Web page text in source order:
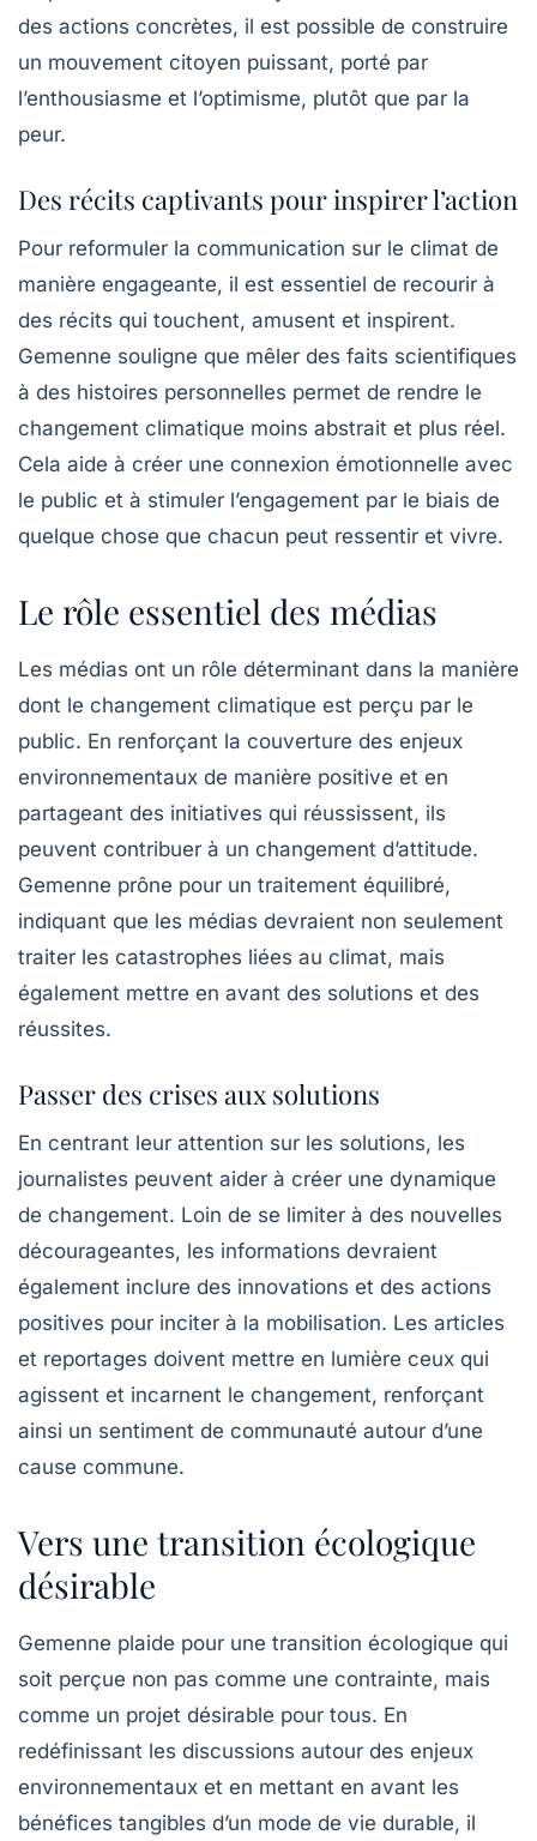
des actions concrètes, il est possible de construire
un mouvement citoyen puissant, porté par
l’enthousiasme et l’optimisme, plutôt que par la
peur.
Des récits captivants pour inspirer l’action
Pour reformuler la communication sur le climat de
manière engageante, il est essentiel de recourir à
des récits qui touchent, amusent et inspirent.
Gemenne souligne que mêler des faits scientifiques
à des histoires personnelles permet de rendre le
changement climatique moins abstrait et plus réel.
Cela aide à créer une connexion émotionnelle avec
le public et à stimuler l’engagement par le biais de
quelque chose que chacun peut ressentir et vivre.
Le rôle essentiel des médias
Les médias ont un rôle déterminant dans la manière
dont le changement climatique est perçu par le
public. En renforçant la couverture des enjeux
environnementaux de manière positive et en
partageant des initiatives qui réussissent, ils
peuvent contribuer à un changement d’attitude.
Gemenne prône pour un traitement équilibré,
indiquant que les médias devraient non seulement
traiter les catastrophes liées au climat, mais
également mettre en avant des solutions et des
réussites.
Passer des crises aux solutions
En centrant leur attention sur les solutions, les
journalistes peuvent aider à créer une dynamique
de changement. Loin de se limiter à des nouvelles
décourageantes, les informations devraient
également inclure des innovations et des actions
positives pour inciter à la mobilisation. Les articles
et reportages doivent mettre en lumière ceux qui
agissent et incarnent le changement, renforçant
ainsi un sentiment de communauté autour d’une
cause commune.
Vers une transition écologique
désirable
Gemenne plaide pour une transition écologique qui
soit perçue non pas comme une contrainte, mais
comme un projet désirable pour tous. En
redéfinissant les discussions autour des enjeux
environnementaux et en mettant en avant les
bénéfices tangibles d’un mode de vie durable, il